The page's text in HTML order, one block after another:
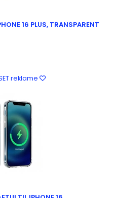
16 PLUS, TRANSPARENT
reklame